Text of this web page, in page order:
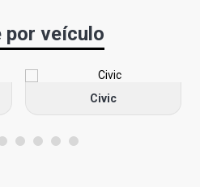
por veículo
Civic
3 4 5 6 7